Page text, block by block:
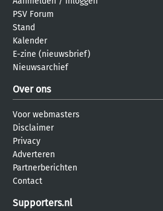
PSV Forum
Stand
Kalender
E-zine (nieuwsbrief)
Nieuwsarchief
Over ons
Voor webmasters
Disclaimer
Privacy
Adverteren
Partnerberichten
Contact
Supporters.nl